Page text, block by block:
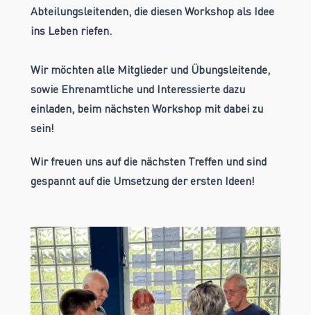
Abteilungsleitenden, die diesen Workshop als Idee
ins Leben riefen.
Wir möchten alle Mitglieder und Übungsleitende,
sowie Ehrenamtliche und Interessierte dazu
einladen, beim nächsten Workshop mit dabei zu
sein!
Wir freuen uns auf die nächsten Treffen und sind
gespannt auf die Umsetzung der ersten Ideen!